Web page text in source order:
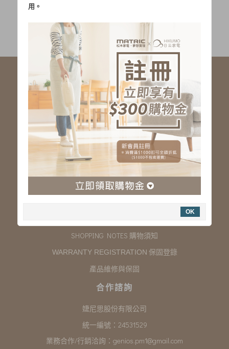
社群服務連結
線上客服 LINE 歡迎加入 <LINE ID: @matric.jp>
線上客服 Facebook 歡迎加入
服務專線：03-323-2180
客服信箱 :genios.service@gmail.com
服務時間：星期一至星期五 上午9:00~下午6:00
例假日休假
購物說明
SHOPPING NOTES 購物須知
WARRANTY REGISTRATION 保固登錄
產品維修與保固
合作諮詢
婕尼思股份有限公司
統一編號：24531529
業務合作/行銷洽詢： genios.pm1@gmail.com
用。
OK